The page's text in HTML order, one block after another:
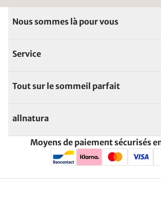
Nous sommes là pour vous
Service
Tout sur le sommeil parfait
allnatura
Moyens de paiement sécurisés